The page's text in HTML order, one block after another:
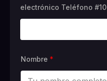
electrónico Teléfono #10
Nombre *